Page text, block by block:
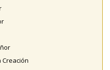
Creación